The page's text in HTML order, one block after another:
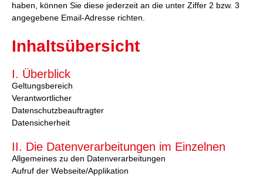
haben, können Sie diese jederzeit an die unter Ziffer 2 bzw. 3
angegebene Email-Adresse richten.
Inhaltsübersicht
I. Überblick
Geltungsbereich
Verantwortlicher
Datenschutzbeauftragter
Datensicherheit
II. Die Datenverarbeitungen im Einzelnen
Allgemeines zu den Datenverarbeitungen
Aufruf der Webseite/Applikation